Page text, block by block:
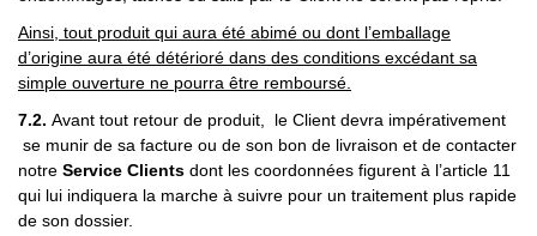
Ainsi, tout produit qui aura été abimé ou dont l’emballage
d’origine aura été détérioré dans des conditions excédant sa
simple ouverture ne pourra être remboursé.
7.2. Avant tout retour de produit, le Client devra impérativement
se munir de sa facture ou de son bon de livraison et de contacter
notre Service Clients dont les coordonnées figurent à l’article 11
qui lui indiquera la marche à suivre pour un traitement plus rapide
de son dossier.